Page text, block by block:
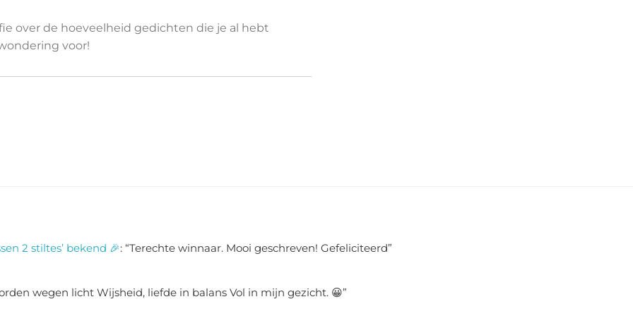
over de hoeveelheid gedichten die je al hebt
voor!
2 stiltes’ bekend 🎉: “Terechte winnaar. Mooi geschreven! Gefeliciteerd”
wegen licht Wijsheid, liefde in balans Vol in mijn gezicht. 😀”